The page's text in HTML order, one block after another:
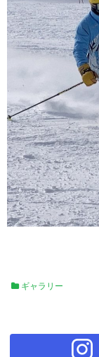
ギャラリー